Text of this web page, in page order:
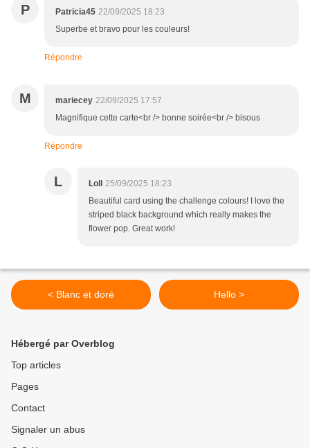
P Patricia45 22/09/2025 18:23
Superbe et bravo pour les couleurs!
Répondre
M mariecey 22/09/2025 17:57
Magnifique cette carte<br /> bonne soirée<br /> bisous
Répondre
L Loll
25/09/2025 18:23
Beautiful card using the challenge colours! I love the
striped black background which really makes the
flower pop. Great work!
< Blanc et doré Hello >
Hébergé par Overblog
Top articles
Pages
Contact
Signaler un abus